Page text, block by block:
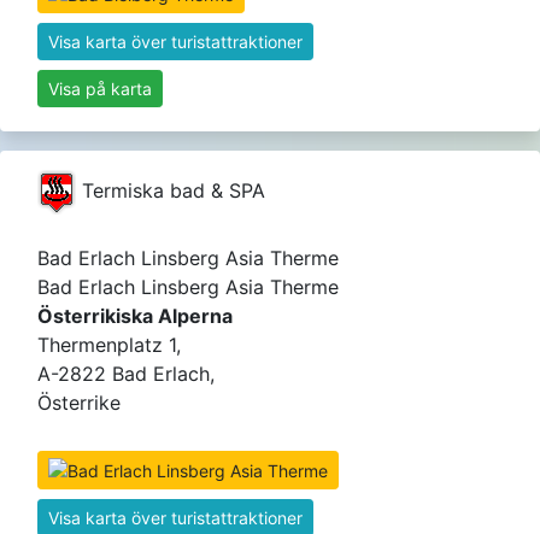
Visa karta över turistattraktioner
Visa på karta
Termiska bad & SPA
Bad Erlach Linsberg Asia Therme
Bad Erlach Linsberg Asia Therme
Österrikiska Alperna
Thermenplatz 1,
A-2822 Bad Erlach,
Österrike
Visa karta över turistattraktioner